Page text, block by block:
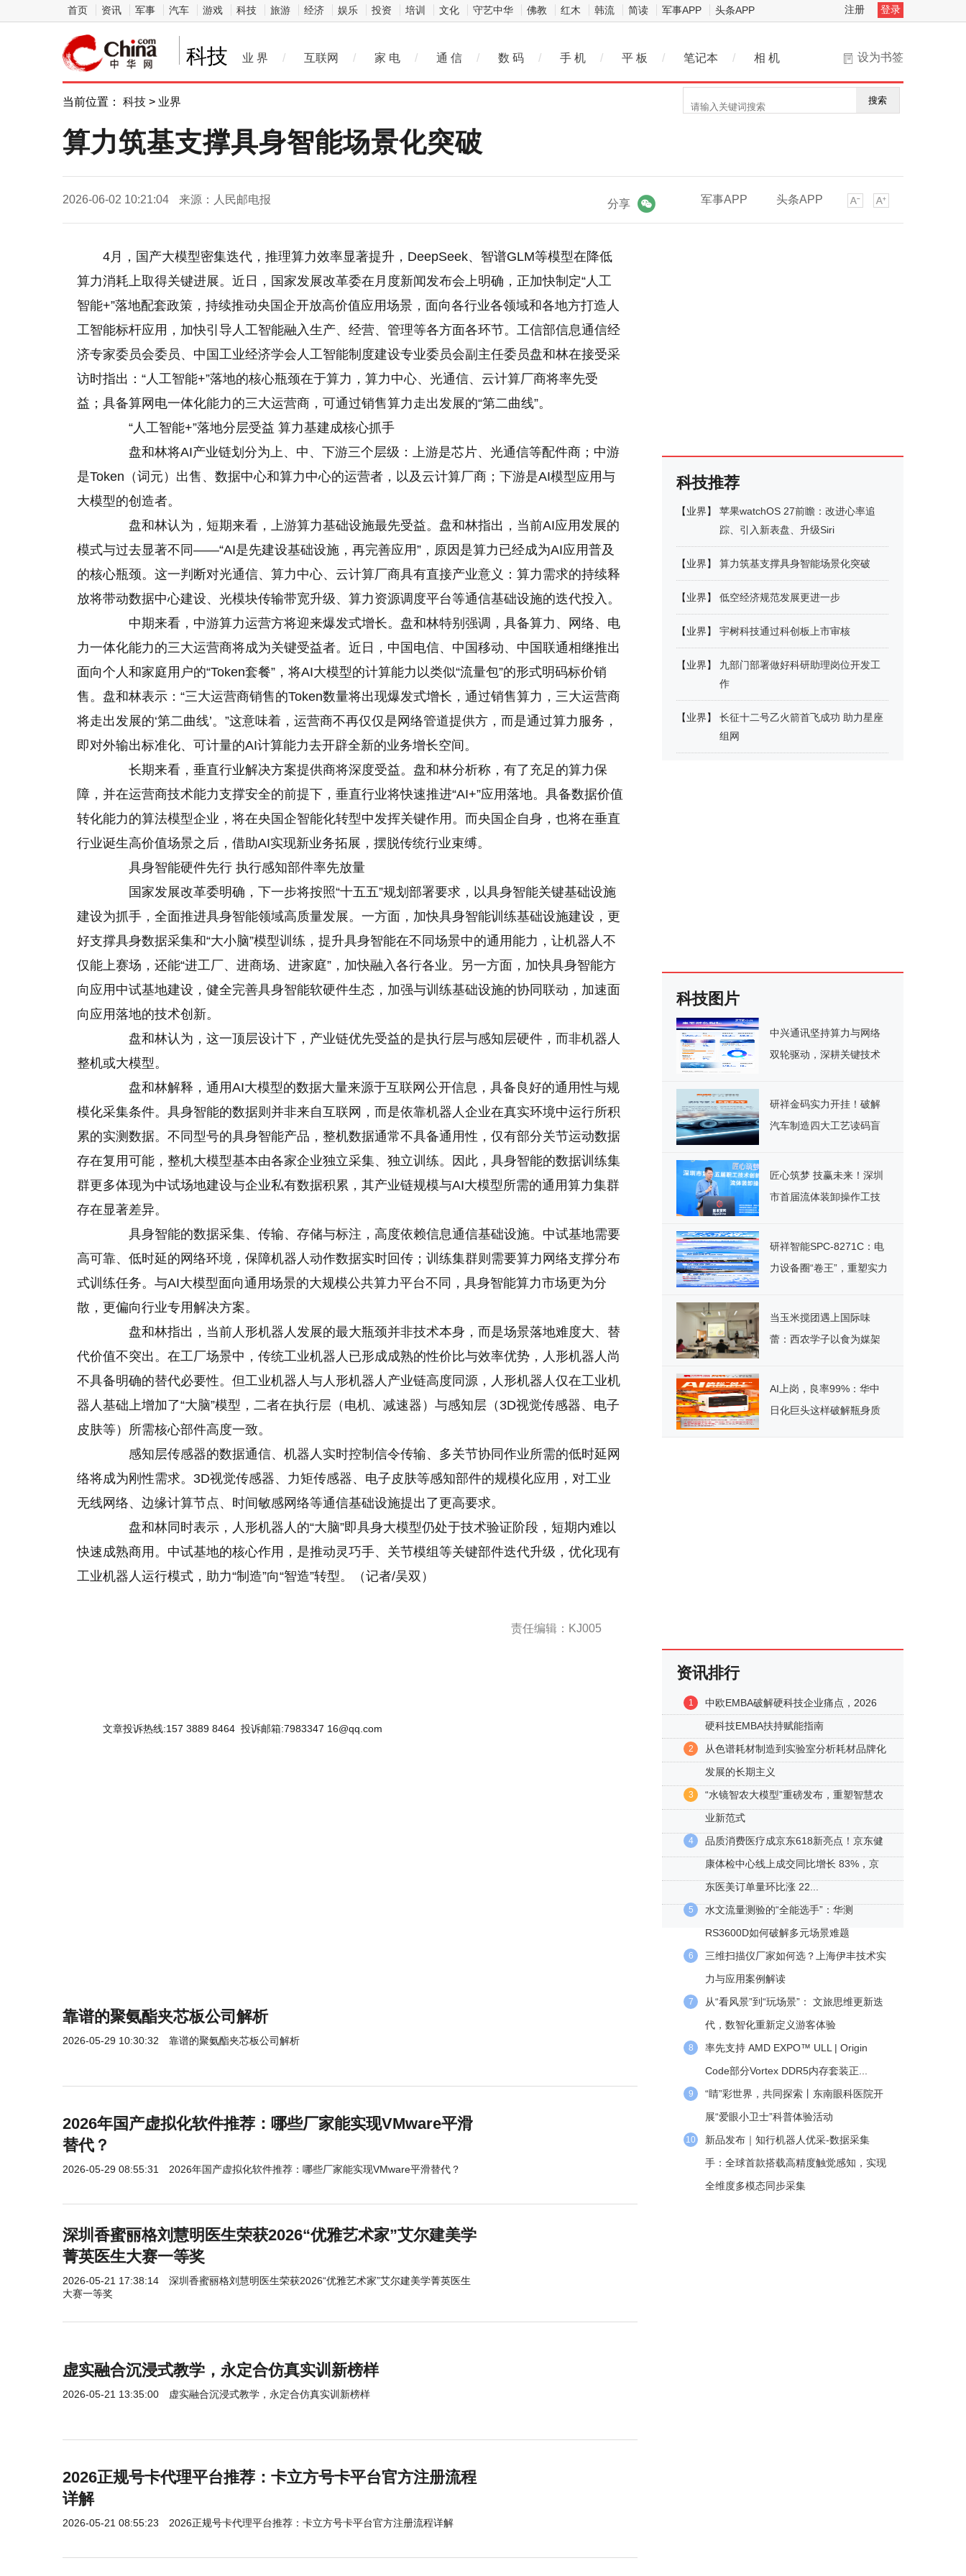
首页 资讯 军事 汽车 游戏 科技 旅游 经济 娱乐 投资 培训 文化 守艺中华 佛教 红木 韩流 简读 军事APP 头条APP 注册 登录
科技 设为书签
业 界 / 互联网 / 家 电 / 通 信 / 数 码 / 手 机 / 平 板 / 笔记本 / 相 机
当前位置： 科技 > 业界 搜索
算力筑基支撑具身智能场景化突破
2026-06-02 10:21:04 来源：人民邮电报 军事APP 头条APP
分享
4月，国产大模型密集迭代，推理算力效率显著提升，DeepSeek、智谱GLM等模型在降低
算力消耗上取得关键进展。近日，国家发展改革委在月度新闻发布会上明确，正加快制定“人工
智能+”落地配套政策，持续推动央国企开放高价值应用场景，面向各行业各领域和各地方打造人
工智能标杆应用，加快引导人工智能融入生产、经营、管理等各方面各环节。工信部信息通信经
济专家委员会委员、中国工业经济学会人工智能制度建设专业委员会副主任委员盘和林在接受采
访时指出：“人工智能+”落地的核心瓶颈在于算力，算力中心、光通信、云计算厂商将率先受
益；具备算网电一体化能力的三大运营商，可通过销售算力走出发展的“第二曲线”。
“人工智能+”落地分层受益 算力基建成核心抓手
盘和林将AI产业链划分为上、中、下游三个层级：上游是芯片、光通信等配件商；中游
是Token（词元）出售、数据中心和算力中心的运营者，以及云计算厂商；下游是AI模型应用与
大模型的创造者。
盘和林认为，短期来看，上游算力基础设施最先受益。盘和林指出，当前AI应用发展的
模式与过去显著不同——“AI是先建设基础设施，再完善应用”，原因是算力已经成为AI应用普及
的核心瓶颈。这一判断对光通信、算力中心、云计算厂商具有直接产业意义：算力需求的持续释
放将带动数据中心建设、光模块传输带宽升级、算力资源调度平台等通信基础设施的迭代投入。
中期来看，中游算力运营方将迎来爆发式增长。盘和林特别强调，具备算力、网络、电
力一体化能力的三大运营商将成为关键受益者。近日，中国电信、中国移动、中国联通相继推出
面向个人和家庭用户的“Token套餐”，将AI大模型的计算能力以类似“流量包”的形式明码标价销
售。盘和林表示：“三大运营商销售的Token数量将出现爆发式增长，通过销售算力，三大运营商
将走出发展的‘第二曲线’。”这意味着，运营商不再仅仅是网络管道提供方，而是通过算力服务，
即对外输出标准化、可计量的AI计算能力去开辟全新的业务增长空间。
长期来看，垂直行业解决方案提供商将深度受益。盘和林分析称，有了充足的算力保
障，并在运营商技术能力支撑安全的前提下，垂直行业将快速推进“AI+”应用落地。具备数据价值
转化能力的算法模型企业，将在央国企智能化转型中发挥关键作用。而央国企自身，也将在垂直
行业诞生高价值场景之后，借助AI实现新业务拓展，摆脱传统行业束缚。
具身智能硬件先行 执行感知部件率先放量
国家发展改革委明确，下一步将按照“十五五”规划部署要求，以具身智能关键基础设施
建设为抓手，全面推进具身智能领域高质量发展。一方面，加快具身智能训练基础设施建设，更
好支撑具身数据采集和“大小脑”模型训练，提升具身智能在不同场景中的通用能力，让机器人不
仅能上赛场，还能“进工厂、进商场、进家庭”，加快融入各行各业。另一方面，加快具身智能方
向应用中试基地建设，健全完善具身智能软硬件生态，加强与训练基础设施的协同联动，加速面
向应用落地的技术创新。
盘和林认为，这一顶层设计下，产业链优先受益的是执行层与感知层硬件，而非机器人
整机或大模型。
盘和林解释，通用AI大模型的数据大量来源于互联网公开信息，具备良好的通用性与规
模化采集条件。具身智能的数据则并非来自互联网，而是依靠机器人企业在真实环境中运行所积
累的实测数据。不同型号的具身智能产品，整机数据通常不具备通用性，仅有部分关节运动数据
存在复用可能，整机大模型基本由各家企业独立采集、独立训练。因此，具身智能的数据训练集
群更多体现为中试场地建设与企业私有数据积累，其产业链规模与AI大模型所需的通用算力集群
存在显著差异。
具身智能的数据采集、传输、存储与标注，高度依赖信息通信基础设施。中试基地需要
高可靠、低时延的网络环境，保障机器人动作数据实时回传；训练集群则需要算力网络支撑分布
式训练任务。与AI大模型面向通用场景的大规模公共算力平台不同，具身智能算力市场更为分
散，更偏向行业专用解决方案。
盘和林指出，当前人形机器人发展的最大瓶颈并非技术本身，而是场景落地难度大、替
代价值不突出。在工厂场景中，传统工业机器人已形成成熟的性价比与效率优势，人形机器人尚
不具备明确的替代必要性。但工业机器人与人形机器人产业链高度同源，人形机器人仅在工业机
器人基础上增加了“大脑”模型，二者在执行层（电机、减速器）与感知层（3D视觉传感器、电子
皮肤等）所需核心部件高度一致。
感知层传感器的数据通信、机器人实时控制信令传输、多关节协同作业所需的低时延网
络将成为刚性需求。3D视觉传感器、力矩传感器、电子皮肤等感知部件的规模化应用，对工业
无线网络、边缘计算节点、时间敏感网络等通信基础设施提出了更高要求。
盘和林同时表示，人形机器人的“大脑”即具身大模型仍处于技术验证阶段，短期内难以
快速成熟商用。中试基地的核心作用，是推动灵巧手、关节模组等关键部件迭代升级，优化现有
工业机器人运行模式，助力“制造”向“智造”转型。（记者/吴双）
责任编辑：KJ005
文章投诉热线:157 3889 8464 投诉邮箱:7983347 16@qq.com
靠谱的聚氨酯夹芯板公司解析
2026-05-29 10:30:32 靠谱的聚氨酯夹芯板公司解析
2026年国产虚拟化软件推荐：哪些厂家能实现VMware平滑
替代？
2026-05-29 08:55:31 2026年国产虚拟化软件推荐：哪些厂家能实现VMware平滑替代？
深圳香蜜丽格刘慧明医生荣获2026“优雅艺术家”艾尔建美学
菁英医生大赛一等奖
2026-05-21 17:38:14
深圳香蜜丽格刘慧明医生荣获2026“优雅艺术家”艾尔建美学菁英医生
大赛一等奖
虚实融合沉浸式教学，永定合仿真实训新榜样
2026-05-21 13:35:00 虚实融合沉浸式教学，永定合仿真实训新榜样
2026正规号卡代理平台推荐：卡立方号卡平台官方注册流程
详解
2026-05-21 08:55:23 2026正规号卡代理平台推荐：卡立方号卡平台官方注册流程详解
科技推荐
【业界】
苹果watchOS 27前瞻：改进心率追
踪、引入新表盘、升级Siri
【业界】 算力筑基支撑具身智能场景化突破
【业界】 低空经济规范发展更进一步
【业界】 宇树科技通过科创板上市审核
【业界】
九部门部署做好科研助理岗位开发工
作
【业界】
长征十二号乙火箭首飞成功 助力星座
组网
科技图片
中兴通讯坚持算力与网络
双轮驱动，深耕关键技术
研祥金码实力开挂！破解
汽车制造四大工艺读码盲
匠心筑梦 技赢未来！深圳
市首届流体装卸操作工技
研祥智能SPC-8271C：电
力设备圈“卷王”，重塑实力
当玉米搅团遇上国际味
蕾：西农学子以食为媒架
AI上岗，良率99%：华中
日化巨头这样破解瓶身质
资讯排行
1
中欧EMBA破解硬科技企业痛点，2026
硬科技EMBA扶持赋能指南
2
从色谱耗材制造到实验室分析耗材品牌化
发展的长期主义
3
“水镜智农大模型”重磅发布，重塑智慧农
业新范式
4
品质消费医疗成京东618新亮点！京东健
康体检中心线上成交同比增长 83%，京
东医美订单量环比涨 22...
5
水文流量测验的“全能选手”：华测
RS3600D如何破解多元场景难题
6
三维扫描仪厂家如何选？上海伊丰技术实
力与应用案例解读
7
从“看风景”到“玩场景”： 文旅思维更新迭
代，数智化重新定义游客体验
8
率先支持 AMD EXPO™ ULL | Origin
Code部分Vortex DDR5内存套装正...
9
“睛”彩世界，共同探索丨东南眼科医院开
展“爱眼小卫士”科普体验活动
10
新品发布｜知行机器人优采-数据采集
手：全球首款搭载高精度触觉感知，实现
全维度多模态同步采集